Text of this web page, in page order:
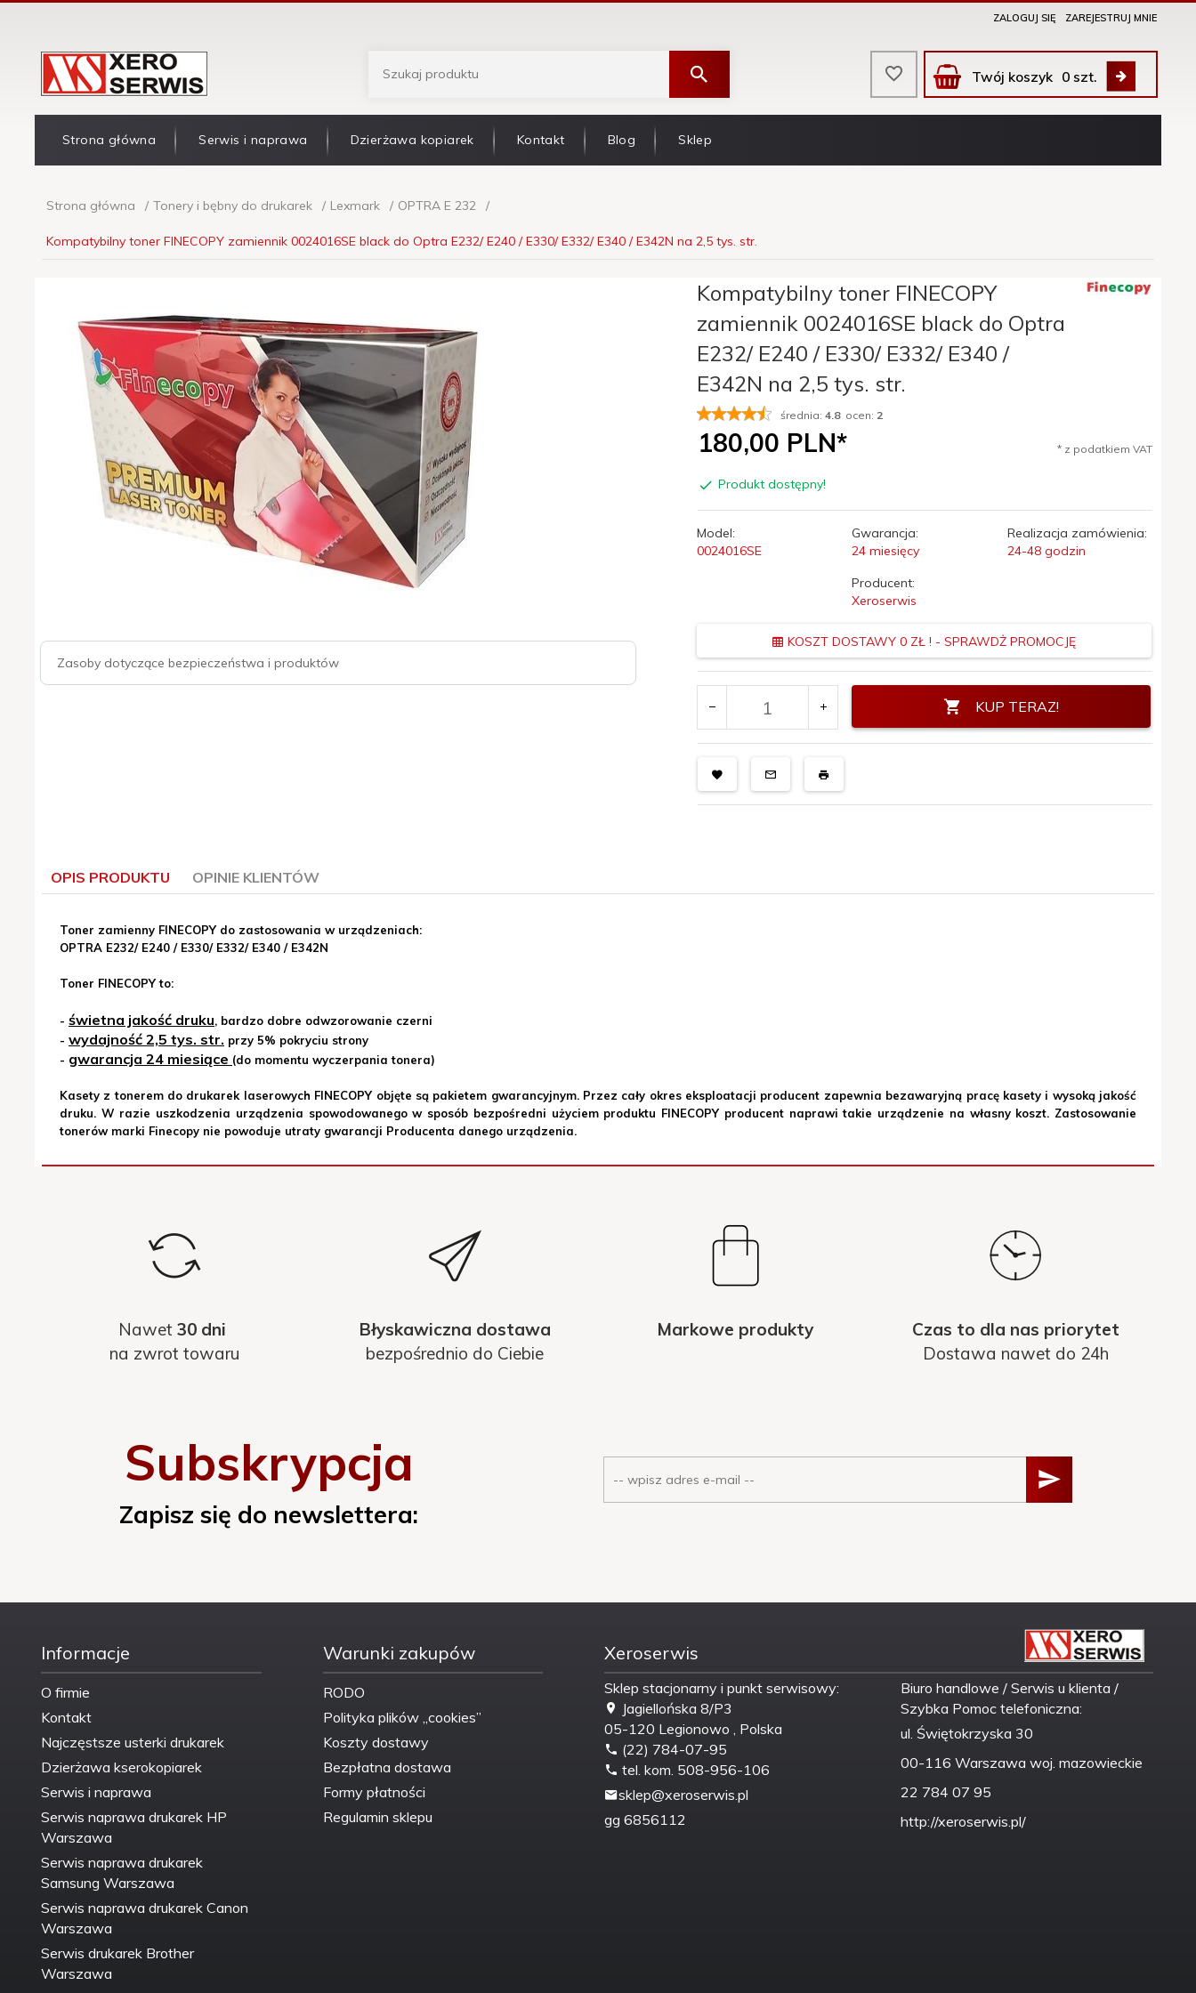
ZALOGUJ SIĘ ZAREJESTRUJ MNIE
Twój koszyk 0szt.
Strona główna Serwis i naprawa Dzierżawa kopiarek Kontakt Blog Sklep
Strona główna Tonery i bębny do drukarek Lexmark OPTRA E 232
Kompatybilny toner FINECOPY zamiennik 0024016SE black do Optra E232/ E240 / E330/ E332/ E340 / E342N na 2,5 tys. str.
Zasoby dotyczące bezpieczeństwa i produktów
Kompatybilny toner FINECOPY
zamiennik 0024016SE black do Optra
E232/ E240 / E330/ E332/ E340 /
E342N na 2,5 tys. str.
średnia: 4.8ocen: 2
180,00 PLN* * z podatkiem VAT
Produkt dostępny!
Model:
0024016SE
Gwarancja:
24 miesięcy
Realizacja zamówienia:
24-48 godzin
Producent:
Xeroserwis
KOSZT DOSTAWY 0 ZŁ ! - SPRAWDŻ PROMOCJĘ
KUP TERAZ!
OPIS PRODUKTU OPINIE KLIENTÓW
Toner zamienny FINECOPY do zastosowania w urządzeniach:
OPTRA E232/ E240 / E330/ E332/ E340 / E342N
Toner FINECOPY to:
- świetna jakość druku, bardzo dobre odwzorowanie czerni
- wydajność 2,5 tys. str. przy 5% pokryciu strony
- gwarancja 24 miesiące (do momentu wyczerpania tonera)
Kasety z tonerem do drukarek laserowych FINECOPY objęte są pakietem gwarancyjnym. Przez cały okres eksploatacji producent zapewnia bezawaryjną pracę kasety i wysoką jakość
druku. W razie uszkodzenia urządzenia spowodowanego w sposób bezpośredni użyciem produktu FINECOPY producent naprawi takie urządzenie na własny koszt. Zastosowanie
tonerów marki Finecopy nie powoduje utraty gwarancji Producenta danego urządzenia.
cóż...nie mam do tego tonera żadnych zarzutów. Drukuje dobrze i przynajmniej w
mojej drukarce się sprawdza...no i kosztuje sporo mnie. Zamiennik godny polecania
Nawet30 dni
na zwrot towaru
Błyskawiczna dostawa
bezpośrednio do Ciebie
Markowe produkty
Czas to dla nas priorytet
Dostawa nawet do 24h
Subskrypcja
Zapisz się do newslettera:
Informacje
O firmie
Kontakt
Najczęstsze usterki drukarek
Dzierżawa kserokopiarek
Serwis i naprawa
Serwis naprawa drukarek HP
Warszawa
Serwis naprawa drukarek
Samsung Warszawa
Serwis naprawa drukarek Canon
Warszawa
Serwis drukarek Brother
Warszawa
Warunki zakupów
RODO
Polityka plików „cookies”
Koszty dostawy
Bezpłatna dostawa
Formy płatności
Regulamin sklepu
Xeroserwis
Sklep stacjonarny i punkt serwisowy:
Jagiellońska 8/P3
05-120 Legionowo , Polska
(22) 784-07-95
tel. kom. 508-956-106
sklep@xeroserwis.pl
gg 6856112
Biuro handlowe / Serwis u klienta /
Szybka Pomoc telefoniczna:
ul. Świętokrzyska 30
00-116 Warszawa woj. mazowieckie
22 784 07 95
http://xeroserwis.pl/